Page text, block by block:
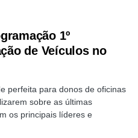
1º
de Veículos no
perfeita para donos de oficinas
sobre as últimas
os principais líderes e